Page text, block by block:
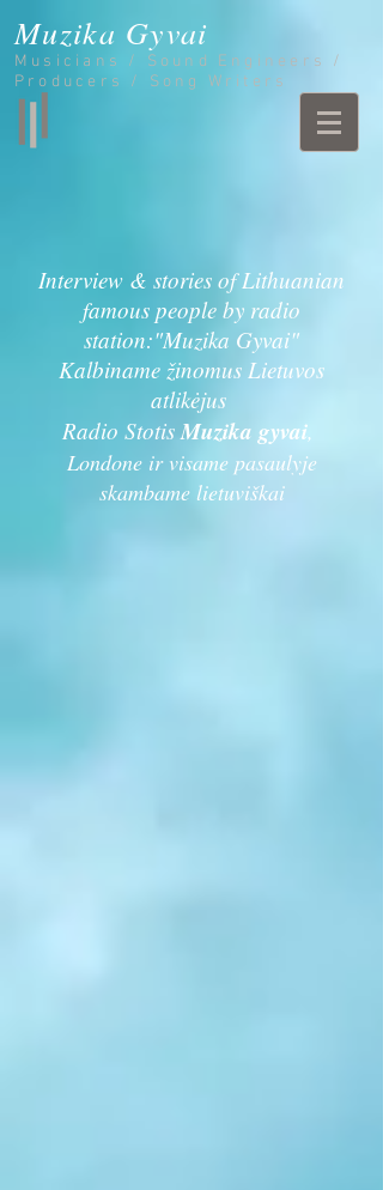
Muzika Gyvai
Musicians / Sound Engineers /
Producers / Song Writers
Interview & stories of Lithuanian
famous people by radio
station:"Muzika Gyvai"
Kalbiname žinomus Lietuvos
atlikėjus
Radio StotisMuzika gyvai,
Londone ir visame pasaulyje
skambame lietuviškai